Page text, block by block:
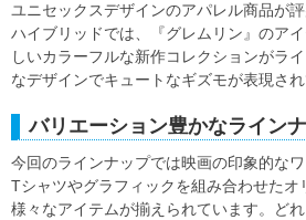
ユニセックスデザインのアパレル商品が
ハイブリッドでは、『グレムリン』のア
しいカラーフルな新作コレクションがラ
なデザインでキュートなギズモが表現され
バリエーション豊かなライン
今回のラインナップでは映画の印象的な
Tシャツやグラフィックを組み合わせたオ
様々なアイテムが揃えられています。ど